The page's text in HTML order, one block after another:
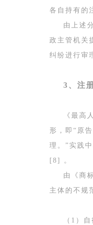
各自持有的
由上述
政主管机关
纠纷进行审
3、注
《最高
形，即“原
理。”实践
[8] 。
由《商
主体的不规
（1）